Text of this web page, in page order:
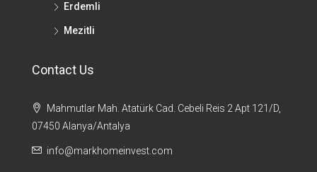
Erdemli
Mezitli
Contact Us
Mahmutlar Mah. Atatürk Cad. Cebeli Reis 2 Apt 121/D,
07450 Alanya/Antalya
info@markhomeinvest.com